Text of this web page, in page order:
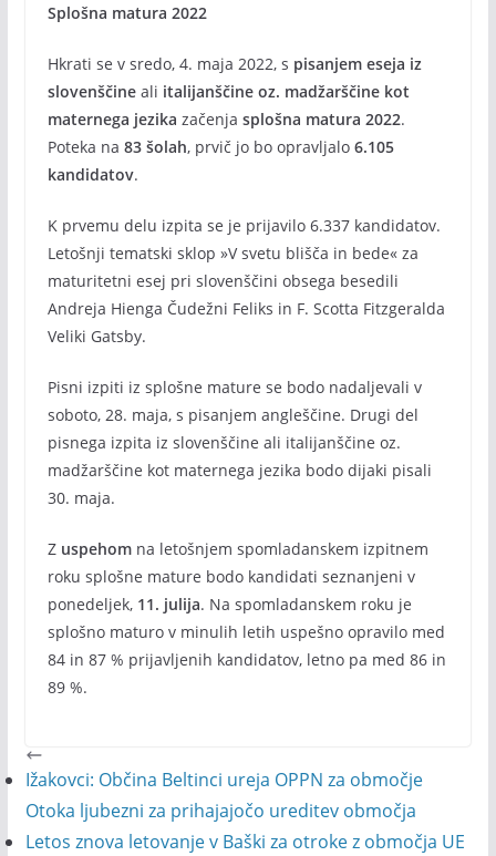
Splošna matura 2022
Hkrati se v sredo, 4. maja 2022, s pisanjem eseja iz
slovenščineali italijanščine oz. madžarščine kot
maternega jezika začenja splošna matura 2022.
Poteka na 83 šolah, prvič jo bo opravljalo 6.105
kandidatov.
K prvemu delu izpita se je prijavilo 6.337 kandidatov.
Letošnji tematski sklop »V svetu blišča in bede« za
maturitetni esej pri slovenščini obsega besedili
Andreja Hienga Čudežni Feliks in F. Scotta Fitzgeralda
Veliki Gatsby.
Pisni izpiti iz splošne mature se bodo nadaljevali v
soboto, 28. maja, s pisanjem angleščine. Drugi del
pisnega izpita iz slovenščine ali italijanščine oz.
madžarščine kot maternega jezika bodo dijaki pisali
30. maja.
Z uspehomna letošnjem spomladanskem izpitnem
roku splošne mature bodo kandidati seznanjeni v
ponedeljek, 11. julija. Na spomladanskem roku je
splošno maturo v minulih letih uspešno opravilo med
84 in 87 % prijavljenih kandidatov, letno pa med 86 in
89 %.
Ižakovci: Občina Beltinci ureja OPPN za območje
Otoka ljubezni za prihajajočo ureditev območja
Letos znova letovanje v Baški za otroke z območja UE